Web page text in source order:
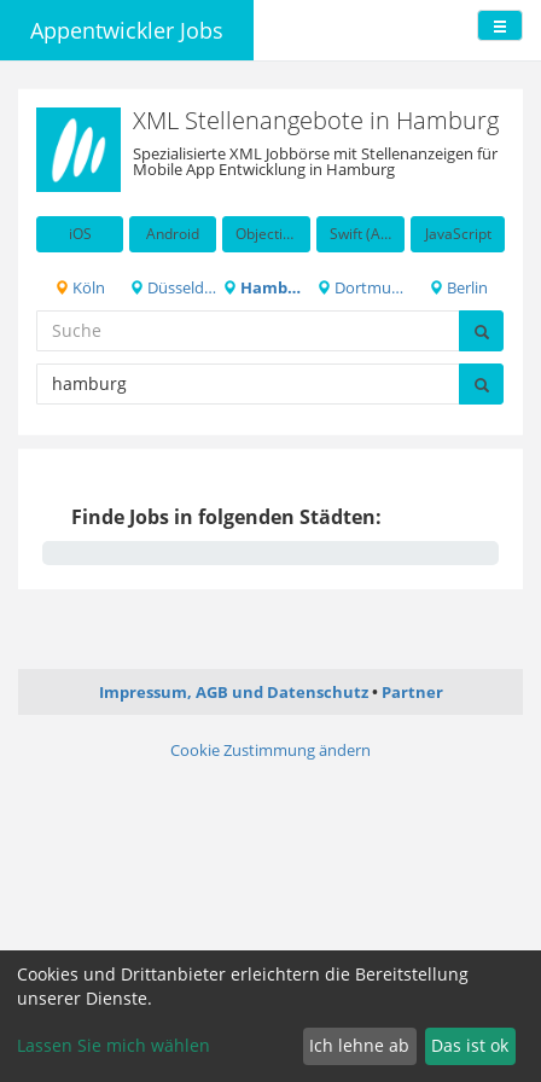
Appentwickler Jobs
XML Stellenangebote in Hamburg
Spezialisierte XML Jobbörse mit Stellenanzeigen für
Mobile App Entwicklung in Hamburg
iOS Android Objective-C Swift (Apple programming language) JavaScript
Köln Düsseldorf Hamburg Dortmund Berlin
Finde Jobs in folgenden Städten:
Impressum, AGB und Datenschutz Partner
Cookie Zustimmung ändern
Cookies und Drittanbieter erleichtern die Bereitstellung
unserer Dienste.
Lassen Sie mich wählen Ich lehne ab Das ist ok